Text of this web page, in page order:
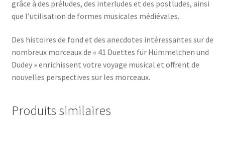
grâce à des préludes, des interludes et des postludes, ainsi
que l’utilisation de formes musicales médiévales.
Des histoires de fond et des anecdotes intéressantes sur de
nombreux morceaux de « 41 Duettes für Hümmelchen und
Dudey » enrichissent votre voyage musical et offrent de
nouvelles perspectives sur les morceaux.
Produits similaires